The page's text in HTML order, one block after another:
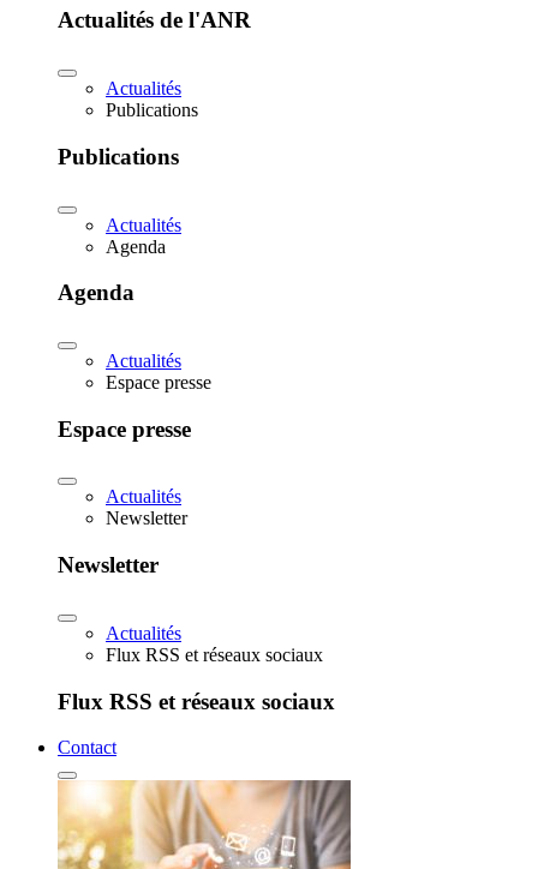
Actualités de l'ANR
Actualités
Publications
Publications
Actualités
Agenda
Agenda
Actualités
Espace presse
Espace presse
Actualités
Newsletter
Newsletter
Actualités
Flux RSS et réseaux sociaux
Flux RSS et réseaux sociaux
Contact